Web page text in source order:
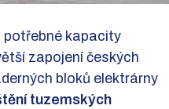
potřebné kapacity
zapojení českých
bloků elektrárny
tuzemských